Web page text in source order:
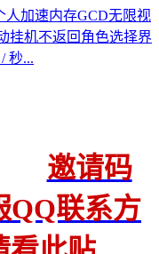
人加速内存GCD无限视
挂机不返回角色选择界
秒...
邀请码
QQ联系方